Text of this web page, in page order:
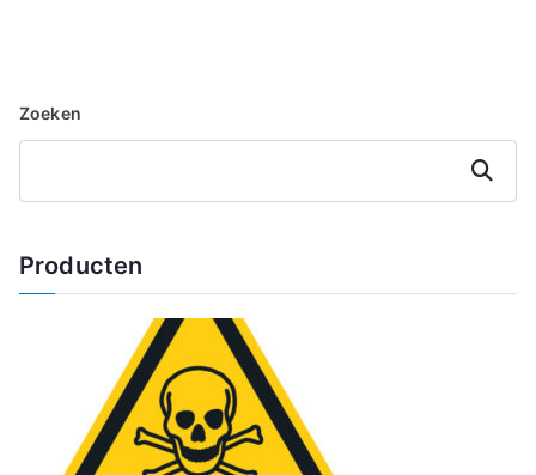
Zoeken
Zoeken
Producten